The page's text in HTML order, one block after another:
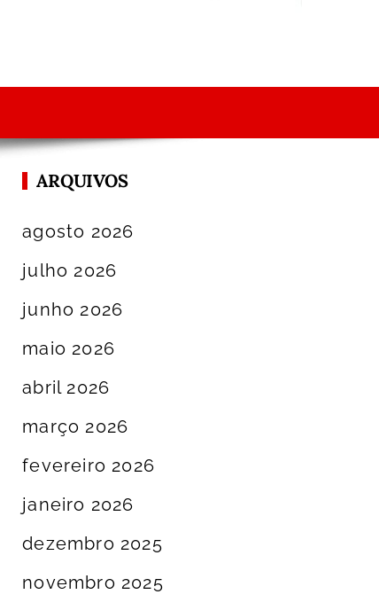
ARQUIVOS
agosto 2026
julho 2026
junho 2026
maio 2026
abril 2026
março 2026
fevereiro 2026
janeiro 2026
dezembro 2025
novembro 2025